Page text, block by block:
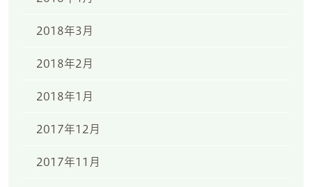
2018年3月
2018年2月
2018年1月
2017年12月
2017年11月